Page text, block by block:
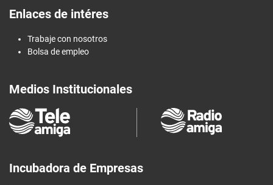
Enlaces de intéres
Trabaje con nosotros
Bolsa de empleo
Medios Institucionales
Incubadora de Empresas